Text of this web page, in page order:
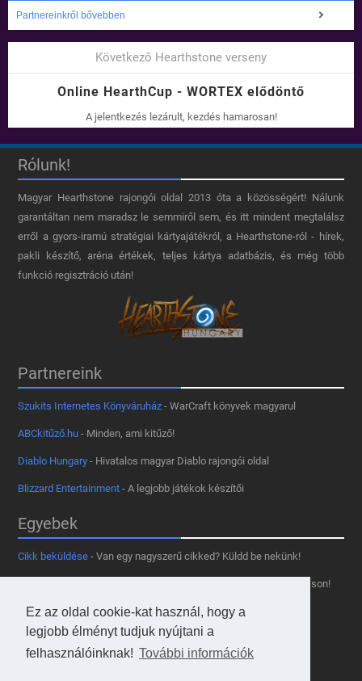
Ez az oldal cookie-kat használ, hogy a
legjobb élményt tudjuk nyújtani a
felhasználóinknak! További információk
Partnereinkről bővebben
Következő Hearthstone verseny
Online HearthCup - WORTEX elődöntő
A jelentkezés lezárult, kezdés hamarosan!
Rólunk!
Magyar Hearthstone​ rajongói oldal 2013 óta a közösségért! Nálunk
garantáltan nem maradsz le semmiről sem, és itt mindent megtalálsz
erről a gyors-iramú stratégiai kártyajátékról, a Hearthstone-ról - hírek,
pakli készítő, aréna értékek, teljes kártya adatbázis, és még több
funkció regisztráció után!
Partnereink
Szukits Internetes Könyváruház - WarCraft könyvek magyarul
ABCkitűző.hu - Minden, ami kitűző!
Diablo Hungary - Hivatalos magyar Diablo rajongói oldal
Blizzard Entertainment - A legjobb játékok készítői
Egyebek
Cikk beküldése - Van egy nagyszerű cikked? Küldd be nekünk!
- Tetszik az oldal? Segíts, hogy fennmaradhasson!
Kapcsolat, médiaajánlat- Lépj velünk kapcsolatba!
Használd a tooltipünket- A saját oldaladon is!